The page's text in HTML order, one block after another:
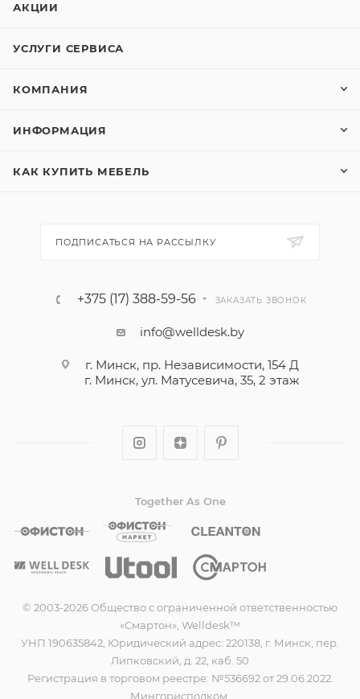
АКЦИИ
УСЛУГИ СЕРВИСА
КОМПАНИЯ
ИНФОРМАЦИЯ
КАК КУПИТЬ МЕБЕЛЬ
ПОДПИСАТЬСЯ НА РАССЫЛКУ
+375 (17) 388-59-56 ЗАКАЗАТЬ ЗВОНОК
info@welldesk.by
г. Минск, пр. Независимости, 154 Д
г. Минск, ул. Матусевича, 35, 2 этаж
Together As One
© 2003-2026 Общество с ограниченной ответственностью
«Смартон», Welldesk™
УНП 190635842, Юридический адрес: 220138, г. Минск, пер.
Липковский, д. 22, каб. 50
Регистрация в торговом реестре: №536692 от 29.06.2022.
Мингорисполком.